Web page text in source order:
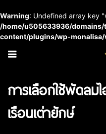
Warning: Undefined array key
/home/u505633936/
content/plugins/wp-
การเลือกใช้พัดลมไ
เรือนเต่ายักษ์